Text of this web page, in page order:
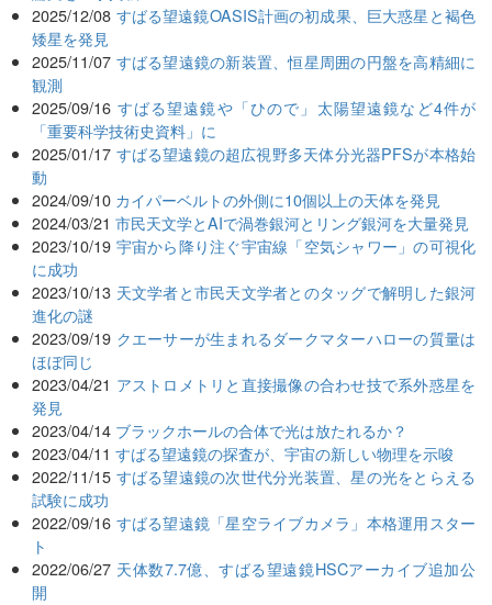
2025/12/08 すばる望遠鏡OASIS計画の初成果、巨大惑星と褐色
矮星を発見
2025/11/07 すばる望遠鏡の新装置、恒星周囲の円盤を高精細に
観測
2025/09/16 すばる望遠鏡や「ひので」太陽望遠鏡など4件が
「重要科学技術史資料」に
2025/01/17 すばる望遠鏡の超広視野多天体分光器PFSが本格始
動
2024/09/10 カイパーベルトの外側に10個以上の天体を発見
2024/03/21 市民天文学とAIで渦巻銀河とリング銀河を大量発見
2023/10/19 宇宙から降り注ぐ宇宙線「空気シャワー」の可視化
に成功
2023/10/13 天文学者と市民天文学者とのタッグで解明した銀河
進化の謎
2023/09/19 クエーサーが生まれるダークマターハローの質量は
ほぼ同じ
2023/04/21 アストロメトリと直接撮像の合わせ技で系外惑星を
発見
2023/04/14 ブラックホールの合体で光は放たれるか？
2023/04/11 すばる望遠鏡の探査が、宇宙の新しい物理を示唆
2022/11/15 すばる望遠鏡の次世代分光装置、星の光をとらえる
試験に成功
2022/09/16 すばる望遠鏡「星空ライブカメラ」本格運用スター
ト
2022/06/27 天体数7.7億、すばる望遠鏡HSCアーカイブ追加公
開